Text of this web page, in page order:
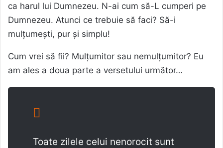
ca harul lui Dumnezeu. N-ai cum să-L cumperi pe
Dumnezeu. Atunci ce trebuie să faci? Să-i
mulțumești, pur și simplu!
Cum vrei să fii? Mulțumitor sau nemulțumitor? Eu
am ales a doua parte a versetului următor…
Toate zilele celui nenorocit sunt